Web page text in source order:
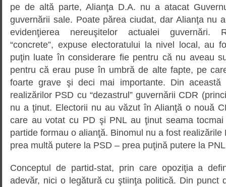
pe de altă parte, Alianţa D.A. nu a atacat
guvernării sale. Poate părea ciudat, dar Alianţa nu
evidenţierea nereuşitelor actualei guvernări.
“concrete”, expuse electoratului la nivel local, au
puţin luate în considerare fie pentru că nu aveau
pentru că erau puse în umbră de alte fapte, pe
foarte grave şi deci mai importante. Din această
realizărilor PSD cu “dezastrul” guvernării CDR
nu a ţinut. Electorii nu au văzut în Alianţă o nouă
care au votat cu PD şi PNL au ţinut seama
partide formau o alianţă. Binomul nu a fost
prea multă putere la PSD – prea puţină putere la
Conceptul de partid-stat, prin care opoziţia a
adevăr, nici o legătură cu ştiinţa politică. Din punct